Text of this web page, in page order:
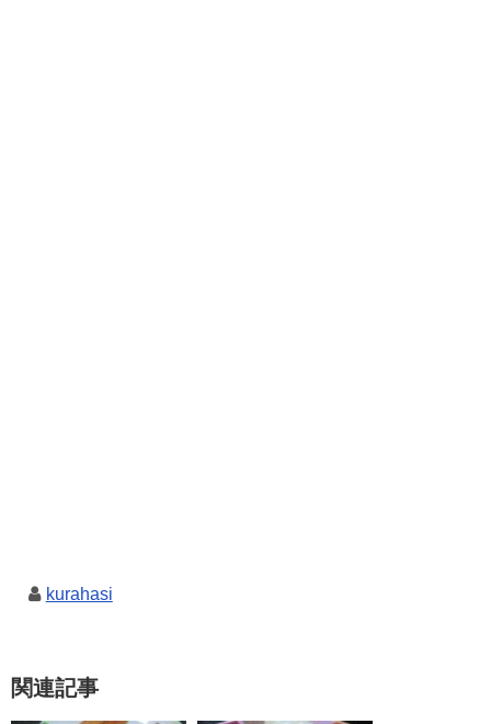
kurahasi
関連記事